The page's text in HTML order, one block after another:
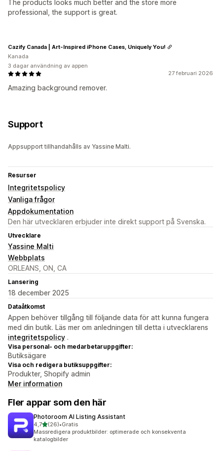
The products looks much better and the store more
professional, the support is great.
27 februari 2026
Amazing background remover.
Cazify Canada | Art-Inspired iPhone Cases, Uniquely You!
Kanada
3 dagar användning av appen
Support
Appsupport tillhandahålls av Yassine Malti.
Resurser
Integritetspolicy
Vanliga frågor
Appdokumentation
Den här utvecklaren erbjuder inte direkt support på Svenska.
Utvecklare
Yassine Malti
Webbplats
ORLEANS, ON, CA
Lansering
18 december 2025
Dataåtkomst
Appen behöver tillgång till följande data för att kunna fungera
med din butik. Läs mer om anledningen till detta i utvecklarens
integritetspolicy .
Visa personal- och medarbetaruppgifter:
Butiksägare
Visa och redigera butiksuppgifter:
Produkter, Shopify admin
Mer information
Fler appar som den här
Photoroom AI Listing Assistant
4,7av 5 stjärnor
(26)
26 recensioner totalt
•Gratis
Massredigera produktbilder: optimerade och konsekventa
katalogbilder